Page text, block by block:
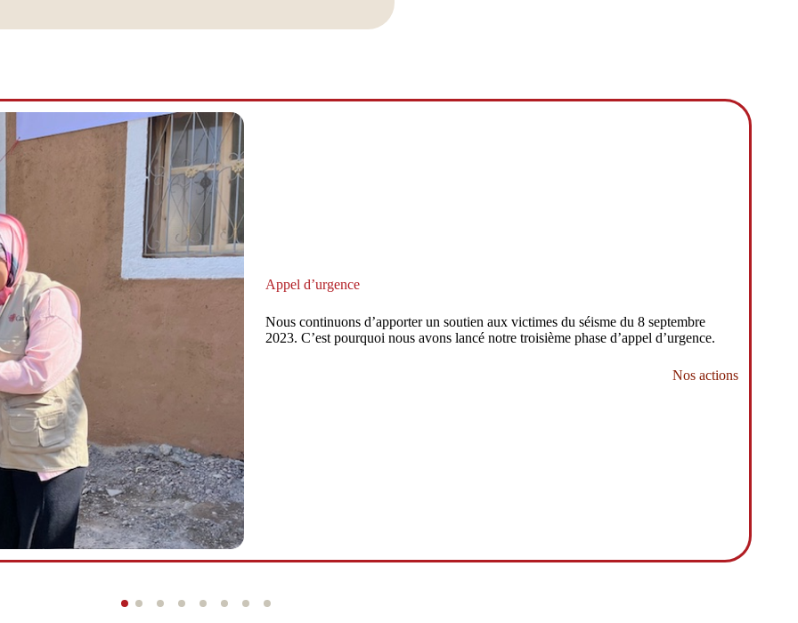
Appel d’urgence
Nous continuons d’apporter un soutien aux victimes du séisme du 8 septembre
2023. C’est pourquoi nous avons lancé notre troisième phase d’appel d’urgence.
Nos actions